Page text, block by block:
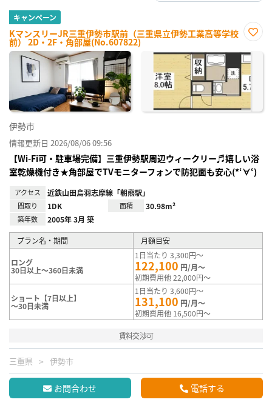
キャンペーン
KマンスリーJR三重伊勢市駅前（三重県立伊勢工業高等学校
前） 2D・2F・角部屋(No.607822)
に入
り登
伊勢市
情報更新日 2026/08/06 09:56
【Wi-Fi可・駐車場完備】三重伊勢駅周辺ウィークリー♬嬉しい浴
室乾燥機付き★角部屋でTVモニターフォンで防犯面も安心(*‘∀‘)
アクセス 近鉄山田鳥羽志摩線「朝熊駅」
間取り 1DK 面積 30.98m²
築年数 2005年 3月 築
プラン名・期間 月額目安
ロング
30日以上～360日未満
1日当たり 3,300円～
122,100 円/月～
初期費用他 22,000円～
ショート【7日以上】
～30日未満
1日当たり 3,600円～
131,100 円/月～
初期費用他 16,500円～
賃料交渉可
三重県 伊勢市
お問合わせ 電話する